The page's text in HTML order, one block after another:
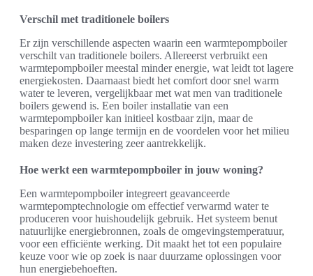
Verschil met traditionele boilers
Er zijn verschillende aspecten waarin een warmtepompboiler
verschilt van traditionele boilers. Allereerst verbruikt een
warmtepompboiler meestal minder energie, wat leidt tot lagere
energiekosten. Daarnaast biedt het comfort door snel warm
water te leveren, vergelijkbaar met wat men van traditionele
boilers gewend is. Een boiler installatie van een
warmtepompboiler kan initieel kostbaar zijn, maar de
besparingen op lange termijn en de voordelen voor het milieu
maken deze investering zeer aantrekkelijk.
Hoe werkt een warmtepompboiler in jouw woning?
Een warmtepompboiler integreert geavanceerde
warmtepomptechnologie om effectief verwarmd water te
produceren voor huishoudelijk gebruik. Het systeem benut
natuurlijke energiebronnen, zoals de omgevingstemperatuur,
voor een efficiënte werking. Dit maakt het tot een populaire
keuze voor wie op zoek is naar duurzame oplossingen voor
hun energiebehoeften.